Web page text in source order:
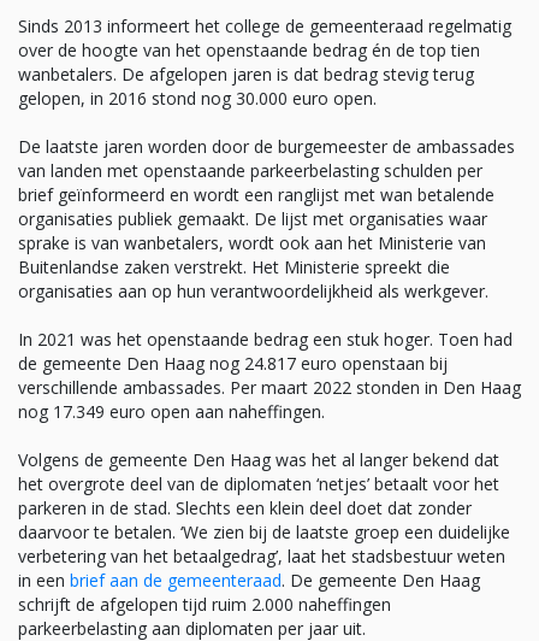
Sinds 2013 informeert het college de gemeenteraad regelmatig
over de hoogte van het openstaande bedrag én de top tien
wanbetalers. De afgelopen jaren is dat bedrag stevig terug
gelopen, in 2016 stond nog 30.000 euro open.
De laatste jaren worden door de burgemeester de ambassades
van landen met openstaande parkeerbelasting schulden per
brief geïnformeerd en wordt een ranglijst met wan betalende
organisaties publiek gemaakt. De lijst met organisaties waar
sprake is van wanbetalers, wordt ook aan het Ministerie van
Buitenlandse zaken verstrekt. Het Ministerie spreekt die
organisaties aan op hun verantwoordelijkheid als werkgever.
In 2021 was het openstaande bedrag een stuk hoger. Toen had
de gemeente Den Haag nog 24.817 euro openstaan bij
verschillende ambassades. Per maart 2022 stonden in Den Haag
nog 17.349 euro open aan naheffingen.
Volgens de gemeente Den Haag was het al langer bekend dat
het overgrote deel van de diplomaten ‘netjes’ betaalt voor het
parkeren in de stad. Slechts een klein deel doet dat zonder
daarvoor te betalen. ‘We zien bij de laatste groep een duidelijke
verbetering van het betaalgedrag’, laat het stadsbestuur weten
in een brief aan de gemeenteraad. De gemeente Den Haag
schrijft de afgelopen tijd ruim 2.000 naheffingen
parkeerbelasting aan diplomaten per jaar uit.